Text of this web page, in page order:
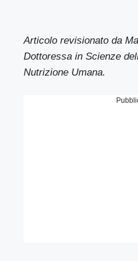
Articolo revisionato da
Dottoressa in Scienze
Nutrizione Umana.